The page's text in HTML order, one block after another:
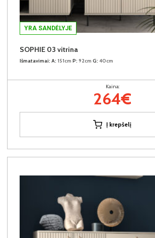
YRA SANDĖLYJE
SOPHIE 03 vitrina
Išmatavimai: A: 151cm P: 92cm G: 40cm
Kaina:
264€
Į krepšelį